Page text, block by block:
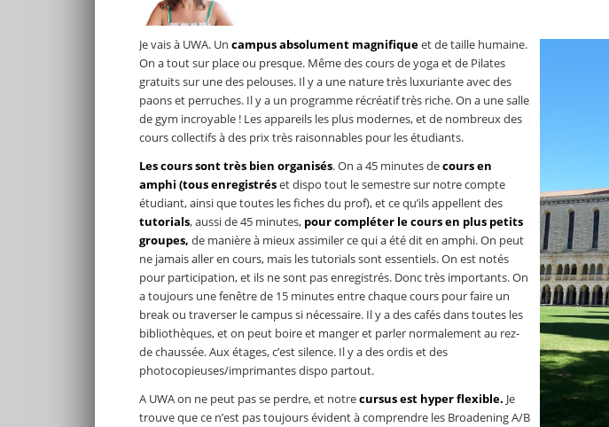
Je vais à UWA. Un campus absolument magnifiqueet de taille humaine.
On a tout sur place ou presque. Même des cours de yoga et de Pilates
gratuits sur une des pelouses. Il y a une nature très luxuriante avec des
paons et perruches. Il y a un programme récréatif très riche. On a une salle
de gym incroyable ! Les appareils les plus modernes, et de nombreux des
cours collectifs à des prix très raisonnables pour les étudiants.
Les cours sont très bien organisés. On a 45 minutes decours en
amphi (tous enregistréset dispo tout le semestre sur notre compte
étudiant, ainsi que toutes les fiches du prof), et ce qu’ils appellent des
tutorials, aussi de 45 minutes, pour compléter le cours en plus petits
groupes, de manière à mieux assimiler ce qui a été dit en amphi. On peut
ne jamais aller en cours, mais les tutorials sont essentiels. On est notés
pour participation, et ils ne sont pas enregistrés. Donc très importants. On
a toujours une fenêtre de 15 minutes entre chaque cours pour faire un
break ou traverser le campus si nécessaire. Il y a des cafés dans toutes les
bibliothèques, et on peut boire et manger et parler normalement au rez-
de chaussée. Aux étages, c’est silence. Il y a des ordis et des
photocopieuses/imprimantes dispo partout.
A UWA on ne peut pas se perdre, et notrecursus est hyper flexible. Je
trouve que ce n’est pas toujours évident à comprendre les Broadening A/B